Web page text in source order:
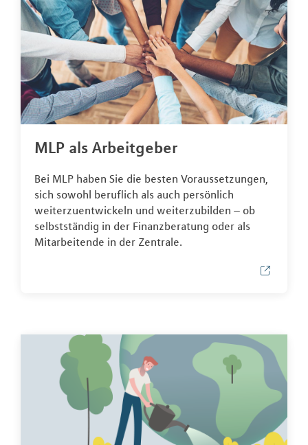
MLP als Arbeitgeber
Bei MLP haben Sie die besten Voraussetzungen,
sich sowohl beruflich als auch persönlich
weiterzuentwickeln und weiterzubilden – ob
selbstständig in der Finanzberatung oder als
Mitarbeitende in der Zentrale.